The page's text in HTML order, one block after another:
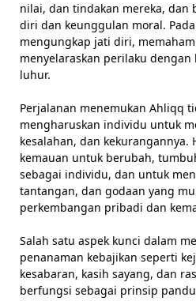
nilai, dan tindakan mereka, dan
diri dan keunggulan moral.
mengungkap jati diri,
menyelaraskan perilaku
luhur.
Perjalanan menemukan Ahliqq
mengharuskan individu untuk
kesalahan, dan kekurangannya.
kemauan untuk berubah,
sebagai individu, dan untuk
tantangan, dan godaan yang
perkembangan pribadi dan
Salah satu aspek kunci dalam
penanaman kebajikan seperti
kesabaran, kasih sayang, dan
berfungsi sebagai prinsip